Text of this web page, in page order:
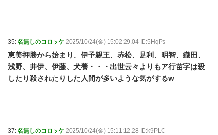
35: 名無しのコロッケ 2025/10/24(金) 15:02:29.04 ID:5HqPs
恵美押勝から始まり、伊予親王、赤松、足利、明智、織田、
浅野、井伊、伊藤、犬養・・・出世云々よりもア行苗字は殺
したり殺されたりした人間が多いような気がするw
37: 名無しのコロッケ 2025/10/24(金) 15:11:12.28 ID:k9PLC